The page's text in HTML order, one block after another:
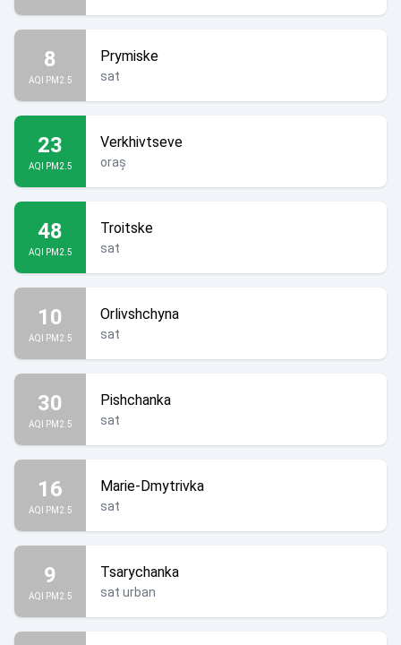
8
AQI PM2.5
Prymiske
sat
23
AQI PM2.5
Verkhivtseve
oraș
48
AQI PM2.5
Troitske
sat
10
AQI PM2.5
Orlivshchyna
sat
30
AQI PM2.5
Pishchanka
sat
16
AQI PM2.5
Marie-Dmytrivka
sat
9
AQI PM2.5
Tsarychanka
sat urban